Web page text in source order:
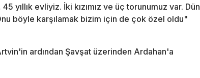
yıllık evliyiz. İki kızımız ve üç torunumuz var. Dün
böyle karşılamak bizim için de çok özel oldu"
ardından Şavşat üzerinden Ardahan'a